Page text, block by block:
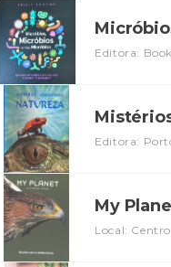
Editora:
Editora:
My
Local: